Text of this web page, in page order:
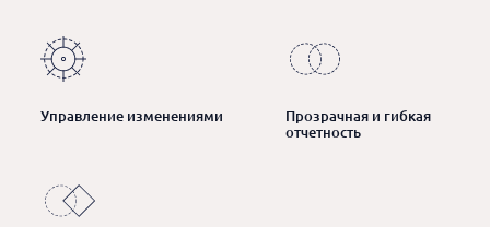
Управление изменениями
Прозрачная и гибкая
отчетность